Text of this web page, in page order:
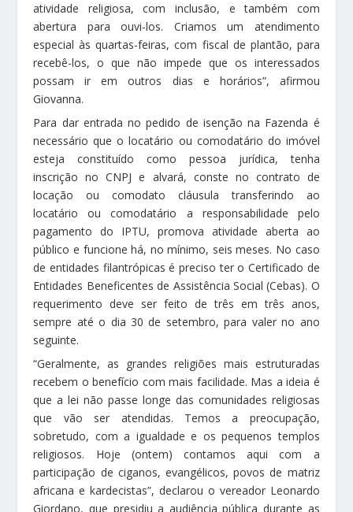
atividade religiosa, com inclusão, e também com
abertura para ouvi-los. Criamos um atendimento
especial às quartas-feiras, com fiscal de plantão, para
recebê-los, o que não impede que os interessados
possam ir em outros dias e horários”, afirmou
Giovanna.
Para dar entrada no pedido de isenção na Fazenda é
necessário que o locatário ou comodatário do imóvel
esteja constituído como pessoa jurídica, tenha
inscrição no CNPJ e alvará, conste no contrato de
locação ou comodato cláusula transferindo ao
locatário ou comodatário a responsabilidade pelo
pagamento do IPTU, promova atividade aberta ao
público e funcione há, no mínimo, seis meses. No caso
de entidades filantrópicas é preciso ter o Certificado de
Entidades Beneficentes de Assistência Social (Cebas). O
requerimento deve ser feito de três em três anos,
sempre até o dia 30 de setembro, para valer no ano
seguinte.
“Geralmente, as grandes religiões mais estruturadas
recebem o benefício com mais facilidade. Mas a ideia é
que a lei não passe longe das comunidades religiosas
que vão ser atendidas. Temos a preocupação,
sobretudo, com a igualdade e os pequenos templos
religiosos. Hoje (ontem) contamos aqui com a
participação de ciganos, evangélicos, povos de matriz
africana e kardecistas”, declarou o vereador Leonardo
Giordano, que presidiu a audiência pública durante as